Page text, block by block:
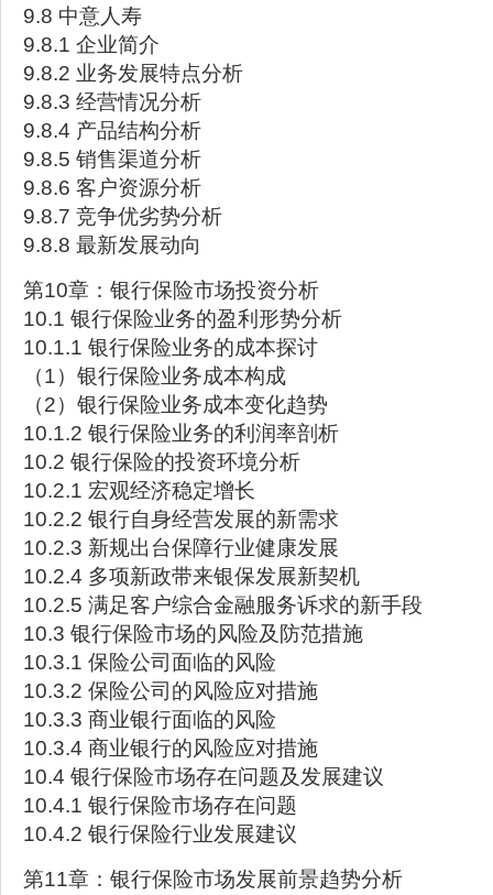
9.8 中意人寿
9.8.1 企业简介
9.8.2 业务发展特点分析
9.8.3 经营情况分析
9.8.4 产品结构分析
9.8.5 销售渠道分析
9.8.6 客户资源分析
9.8.7 竞争优劣势分析
9.8.8 最新发展动向
第10章：银行保险市场投资分析
10.1 银行保险业务的盈利形势分析
10.1.1 银行保险业务的成本探讨
（1）银行保险业务成本构成
（2）银行保险业务成本变化趋势
10.1.2 银行保险业务的利润率剖析
10.2 银行保险的投资环境分析
10.2.1 宏观经济稳定增长
10.2.2 银行自身经营发展的新需求
10.2.3 新规出台保障行业健康发展
10.2.4 多项新政带来银保发展新契机
10.2.5 满足客户综合金融服务诉求的新手段
10.3 银行保险市场的风险及防范措施
10.3.1 保险公司面临的风险
10.3.2 保险公司的风险应对措施
10.3.3 商业银行面临的风险
10.3.4 商业银行的风险应对措施
10.4 银行保险市场存在问题及发展建议
10.4.1 银行保险市场存在问题
10.4.2 银行保险行业发展建议
第11章：银行保险市场发展前景趋势分析